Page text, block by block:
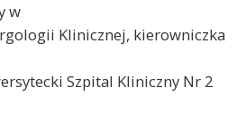
w
Klinicznej, kierowniczka
Szpital Kliniczny Nr 2